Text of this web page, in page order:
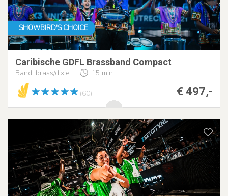
SHOWBIRD'S CHOICE
Caribische GDFL Brassband Compact
Band, brass/dixie 15 min
€ 497,-
(60)